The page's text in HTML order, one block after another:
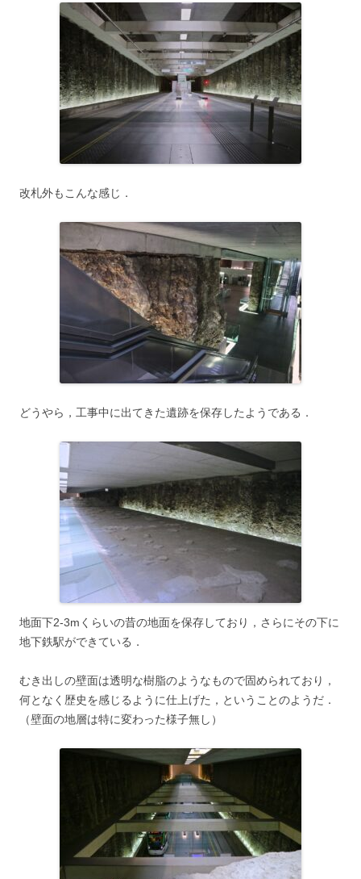
改札外もこんな感じ．
どうやら，工事中に出てきた遺跡を保存したようである．
地面下2-3mくらいの昔の地面を保存しており，さらにその下に
地下鉄駅ができている．
むき出しの壁面は透明な樹脂のようなもので固められており，
何となく歴史を感じるように仕上げた，ということのようだ．
（壁面の地層は特に変わった様子無し）